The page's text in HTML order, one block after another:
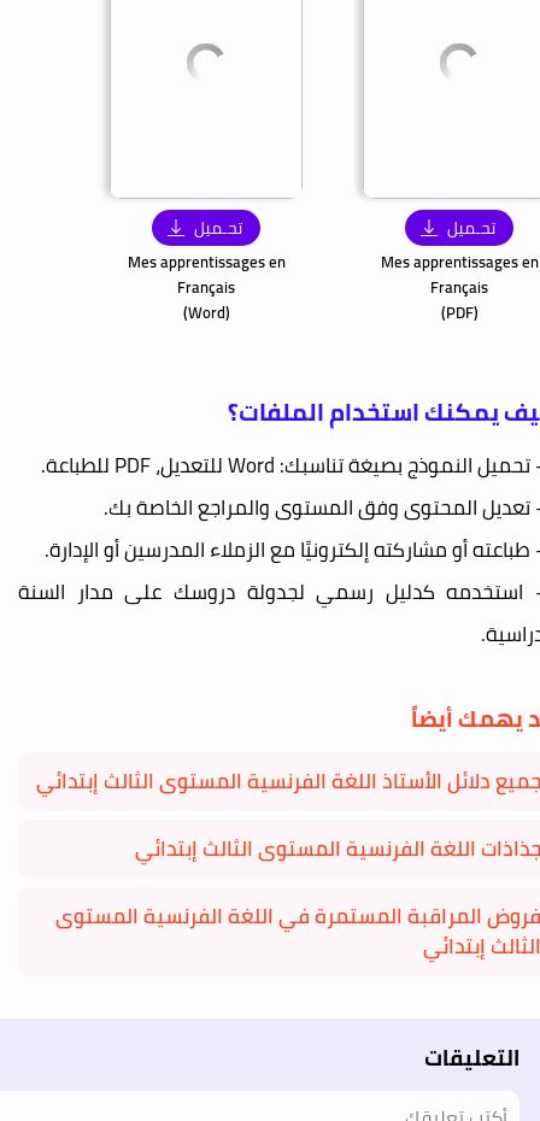
تحـميل
Mes apprentissages en
Français
(PDF)
تحـميل
Mes apprentissages en
Français
(Word)
يمكنك استخدام الملفات؟
استخدمه كدليل رسمي لجدولة دروسك على مدار السنة
يهمك أيضاً
جميع دلائل الأستاذ اللغة الفرنسية المستوى الثالث إبتدائي
جذاذات اللغة الفرنسية المستوى الثالث إبتدائي
فروض المراقبة المستمرة في اللغة الفرنسية المستوى
الثالث إبتدائي
التعليقات